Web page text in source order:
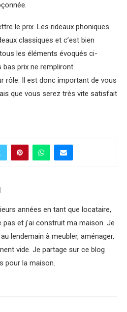
le prix. Les rideaux phoniques
classiques et c’est bien
les éléments évoqués ci-
bas prix ne rempliront
rôle. Il est donc important de vous
que vous serez très vite satisfait
années en tant que locataire,
pas et j'ai construit ma maison. Je
lendemain à meubler, aménager,
vide. Je partage sur ce blog
pour la maison.